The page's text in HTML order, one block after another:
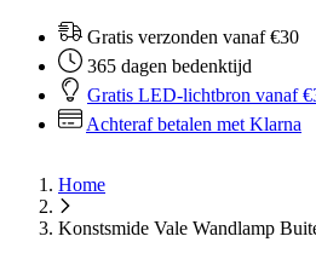
Gratis verzonden vanaf €30
365 dagen bedenktijd
Gratis LED-lichtbron vanaf
Achteraf betalen met Klarna
Home
Konstsmide Vale Wandlamp